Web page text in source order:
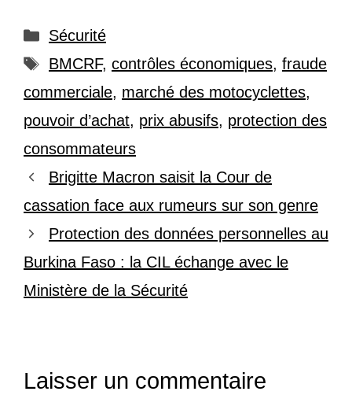
Catégories
Sécurité
Étiquettes
BMCRF, contrôles économiques, fraude
commerciale, marché des motocyclettes,
pouvoir d’achat, prix abusifs, protection des
consommateurs
Brigitte Macron saisit la Cour de
cassation face aux rumeurs sur son genre
Protection des données personnelles au
Burkina Faso : la CIL échange avec le
Ministère de la Sécurité
Laisser un commentaire